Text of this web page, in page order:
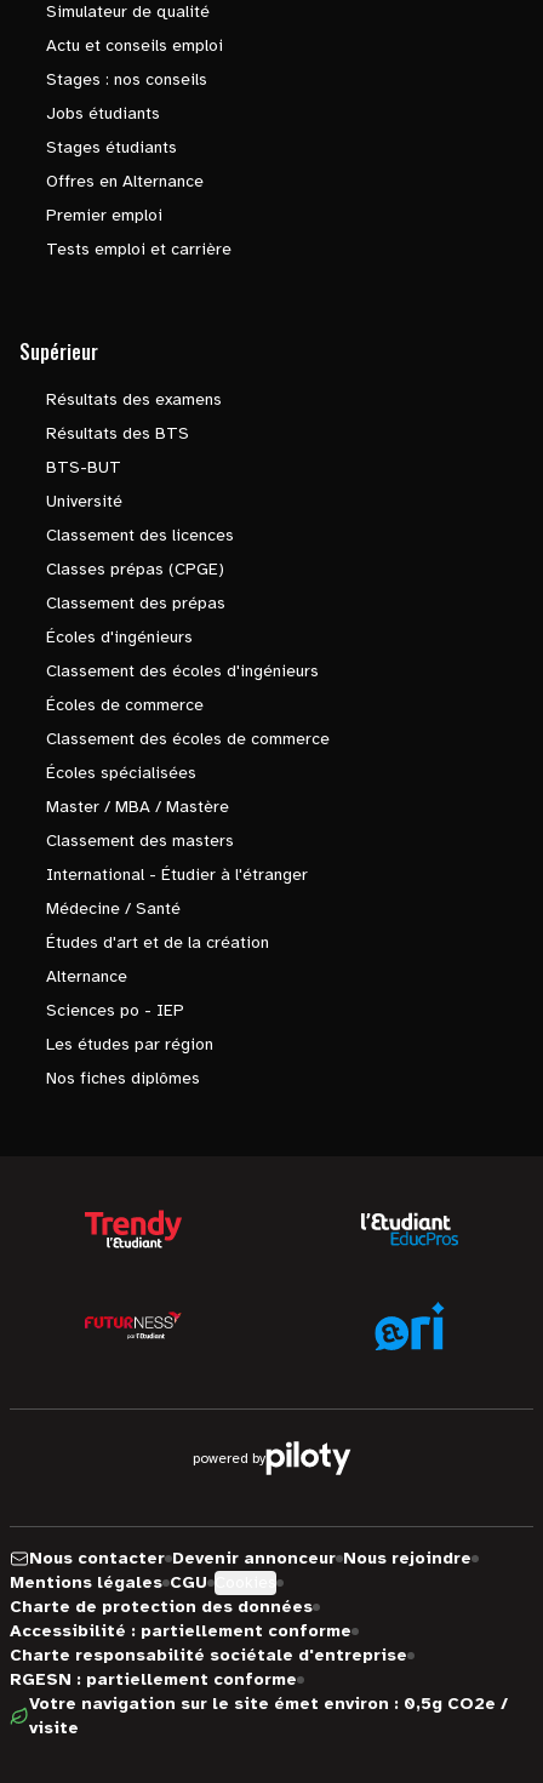
Simulateur de qualité
Actu et conseils emploi
Stages : nos conseils
Jobs étudiants
Stages étudiants
Offres en Alternance
Premier emploi
Tests emploi et carrière
Supérieur
Résultats des examens
Résultats des BTS
BTS-BUT
Université
Classement des licences
Classes prépas (CPGE)
Classement des prépas
Écoles d'ingénieurs
Classement des écoles d'ingénieurs
Écoles de commerce
Classement des écoles de commerce
Écoles spécialisées
Master / MBA / Mastère
Classement des masters
International - Étudier à l'étranger
Médecine / Santé
Études d'art et de la création
Alternance
Sciences po - IEP
Les études par région
Nos fiches diplômes
powered by
Nous contacter Devenir annonceur Nous rejoindre
Mentions légales CGU
Charte de protection des données
Accessibilité : partiellement conforme
Charte responsabilité sociétale d'entreprise
RGESN : partiellement conforme
Votre navigation sur le site émet environ : 0,5g CO2e /
visite